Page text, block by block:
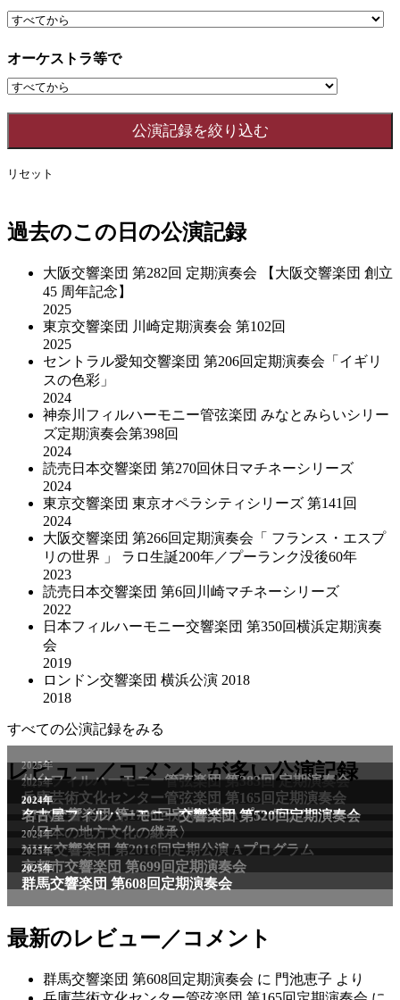
オーケストラ等で
リセット
過去のこの日の公演記録
大阪交響楽団 第282回 定期演奏会 【大阪交響楽団 創立
45 周年記念】
2025
東京交響楽団 川崎定期演奏会 第102回
2025
セントラル愛知交響楽団 第206回定期演奏会「イギリ
スの色彩」
2024
神奈川フィルハーモニー管弦楽団 みなとみらいシリー
ズ定期演奏会第398回
2024
読売日本交響楽団 第270回休日マチネーシリーズ
2024
東京交響楽団 東京オペラシティシリーズ 第141回
2024
大阪交響楽団 第266回定期演奏会「 フランス・エスプ
リの世界 」 ラロ生誕200年／プーランク没後60年
2023
読売日本交響楽団 第6回川崎マチネーシリーズ
2022
日本フィルハーモニー交響楽団 第350回横浜定期演奏
会
2019
ロンドン交響楽団 横浜公演 2018
2018
すべての公演記録をみる
レビュー／コメントが多い公演記録
最新のレビュー／コメント
群馬交響楽団 第608回定期演奏会 に 門池恵子 より